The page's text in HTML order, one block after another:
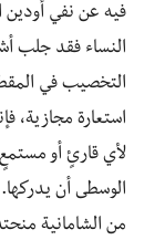
فيه عن نفي أودين
التخصيب في
استعارة مجازية،
لأي قارئٍ أو
الوسطى أن
من الشامانية